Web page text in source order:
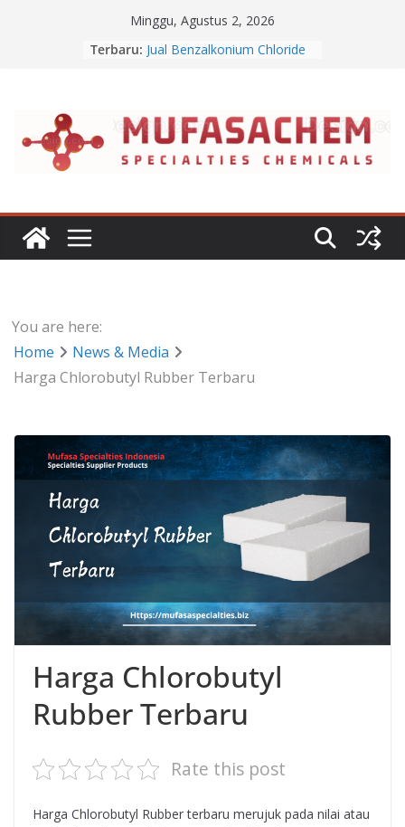
Minggu, Agustus 2, 2026
Terbaru: Jual Benzalkonium Chloride
Jual Sodium Alginate
You are here:
Home
News & Media
Harga Chlorobutyl Rubber Terbaru
Harga Chlorobutyl
Rubber Terbaru
Rate this post
Harga Chlorobutyl Rubber terbaru merujuk pada nilai atau